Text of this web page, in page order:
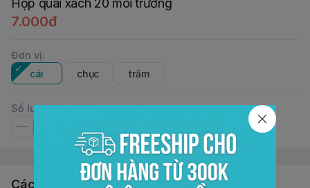
Hộp quai xách 20 môi trường
7.000đ
Đơn vị:
cái
chục trăm
Số lượng
Các sản phẩm, dịch vụ khác